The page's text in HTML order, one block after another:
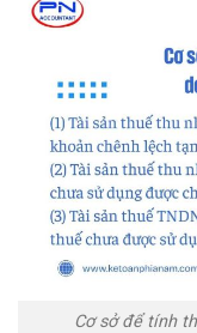
Cơ sở để tính